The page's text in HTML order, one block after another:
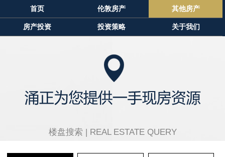
首页 伦敦房产 其他房产
房产投资 投资策略 关于我们
楼盘搜索 | REAL ESTATE QUERY